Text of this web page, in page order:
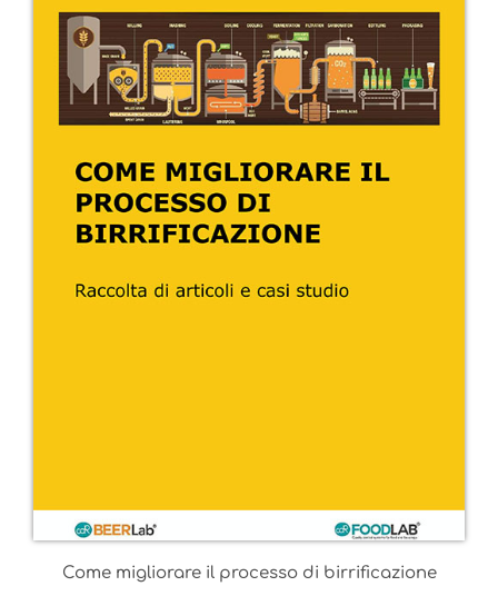
Come migliorare il processo di birrificazione